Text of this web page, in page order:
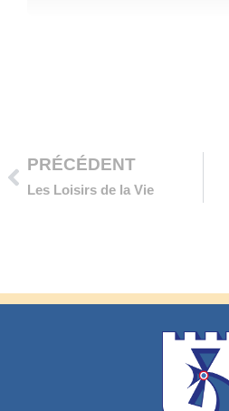
Précédent
PRÉCÉDENT
Les Loisirs de la Vie